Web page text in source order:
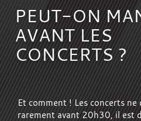
PEUT-ON
AVANT LES
CONCERTS ?
Et comment ! Les concerts
rarement avant 20h30, il est